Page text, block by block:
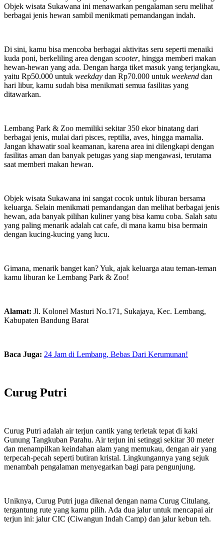
Objek wisata Sukawana ini menawarkan pengalaman seru melihat
berbagai jenis hewan sambil menikmati pemandangan indah.
Di sini, kamu bisa mencoba berbagai aktivitas seru seperti menaiki
kuda poni, berkeliling area dengan scooter, hingga memberi makan
hewan-hewan yang ada. Dengan harga tiket masuk yang terjangkau,
yaitu Rp50.000 untuk weekday dan Rp70.000 untuk weekend dan
hari libur, kamu sudah bisa menikmati semua fasilitas yang
ditawarkan.
Lembang Park & Zoo memiliki sekitar 350 ekor binatang dari
berbagai jenis, mulai dari pisces, reptilia, aves, hingga mamalia.
Jangan khawatir soal keamanan, karena area ini dilengkapi dengan
fasilitas aman dan banyak petugas yang siap mengawasi, terutama
saat memberi makan hewan.
Objek wisata Sukawana ini sangat cocok untuk liburan bersama
keluarga. Selain menikmati pemandangan dan melihat berbagai jenis
hewan, ada banyak pilihan kuliner yang bisa kamu coba. Salah satu
yang paling menarik adalah cat cafe, di mana kamu bisa bermain
dengan kucing-kucing yang lucu.
Gimana, menarik banget kan? Yuk, ajak keluarga atau teman-teman
kamu liburan ke Lembang Park & Zoo!
Alamat: Jl. Kolonel Masturi No.171, Sukajaya, Kec. Lembang,
Kabupaten Bandung Barat
Baca Juga: 24 Jam di Lembang, Bebas Dari Kerumunan!
Curug Putri
Curug Putri adalah air terjun cantik yang terletak tepat di kaki
Gunung Tangkuban Parahu. Air terjun ini setinggi sekitar 30 meter
dan menampilkan keindahan alam yang memukau, dengan air yang
terpecah-pecah seperti butiran kristal. Lingkungannya yang sejuk
menambah pengalaman menyegarkan bagi para pengunjung.
Uniknya, Curug Putri juga dikenal dengan nama Curug Citulang,
tergantung rute yang kamu pilih. Ada dua jalur untuk mencapai air
terjun ini: jalur CIC (Ciwangun Indah Camp) dan jalur kebun teh.